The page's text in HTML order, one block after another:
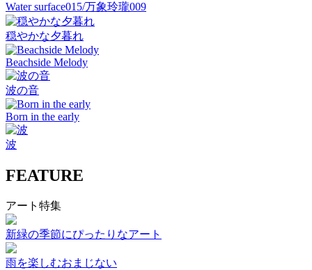
Water surface015/万象玲瓏009
穏やかな夕暮れ
Beachside Melody
波の音
Born in the early
波
FEATURE
アート特集
新緑の季節にぴったりなアート
雨を楽しむおまじない